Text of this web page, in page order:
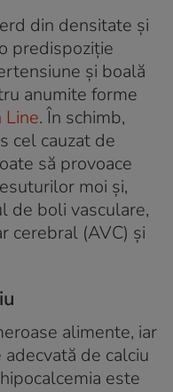
din densitate şi
predispoziţie
şi boală
anumite forme
Line. În schimb,
cel cauzat de
să provoace
moi și,
de boli vasculare,
cerebral (AVC) și
alimente, iar
de calciu
este